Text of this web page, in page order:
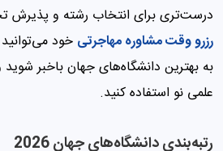
درست‌تری برای انتخاب رشته و پذیرش
رزرو وقت مشاوره مهاجرتی خود
به بهترین دانشگاه‌های جهان باخبر
علمی نو استفاده کنید.
رتبه‌بندی دانشگاه‌های جهان 2026